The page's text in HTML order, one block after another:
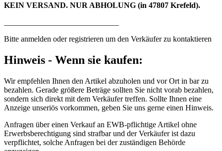
KEIN VERSAND. NUR ABHOLUNG (in 47807 Krefeld).
Bitte anmelden oder registrieren um den Verkäufer zu kontaktieren
Hinweis - Wenn sie kaufen:
Wir empfehlen Ihnen den Artikel abzuholen und vor Ort in bar zu
bezahlen. Gerade größere Beträge sollten Sie nicht vorab bezahlen,
sondern sich direkt mit dem Verkäufer treffen. Sollte Ihnen eine
Anzeige unseriös vorkommen, geben Sie uns gerne einen Hinweis.
Anfragen über einen Verkauf an EWB-pflichtige Artikel ohne
Erwerbsberechtigung sind strafbar und der Verkäufer ist dazu
verpflichtet, solche Anfragen bei der zuständigen Behörde